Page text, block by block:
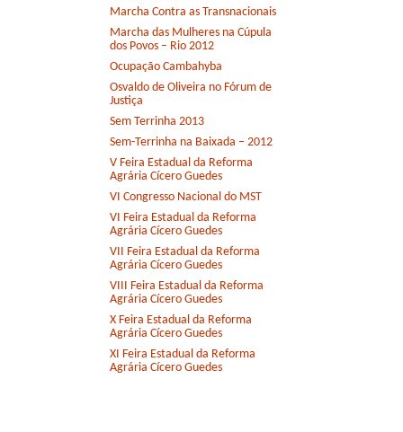
Marcha Contra as Transnacionais
Marcha das Mulheres na Cúpula
dos Povos – Rio 2012
Ocupação Cambahyba
Osvaldo de Oliveira no Fórum de
Justiça
Sem Terrinha 2013
Sem-Terrinha na Baixada – 2012
V Feira Estadual da Reforma
Agrária Cícero Guedes
VI Congresso Nacional do MST
VI Feira Estadual da Reforma
Agrária Cícero Guedes
VII Feira Estadual da Reforma
Agrária Cícero Guedes
VIII Feira Estadual da Reforma
Agrária Cícero Guedes
X Feira Estadual da Reforma
Agrária Cícero Guedes
XI Feira Estadual da Reforma
Agrária Cícero Guedes